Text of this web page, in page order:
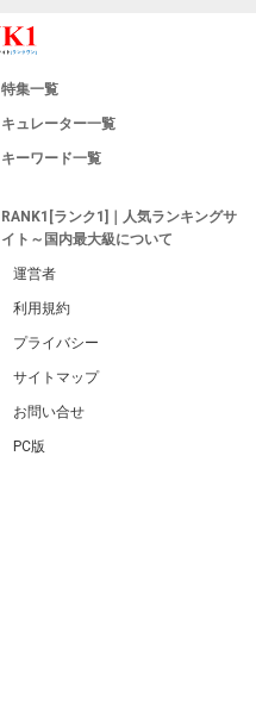
特集一覧
キュレーター一覧
キーワード一覧
RANK1[ランク1]｜人気ランキングサ
イト～国内最大級について
運営者
利用規約
プライバシー
サイトマップ
お問い合せ
PC版